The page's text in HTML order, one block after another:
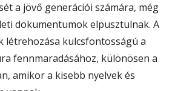
a jövő generációi számára, még
dokumentumok elpusztulnak. A
létrehozása kulcsfontosságú a
fennmaradásához, különösen a
amikor a kisebb nyelvek és